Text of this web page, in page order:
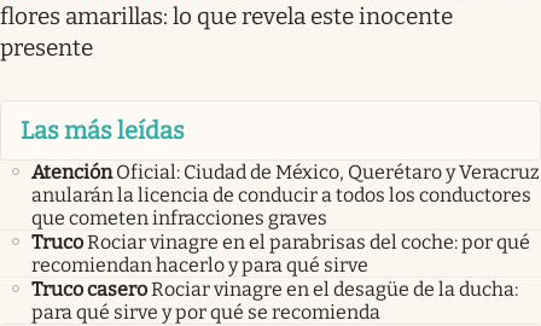
flores amarillas: lo que revela este inocente
presente
Las más leídas
Atención Oficial: Ciudad de México, Querétaro y Veracruz
anularán la licencia de conducir a todos los conductores
que cometen infracciones graves
TrucoRociar vinagre en el parabrisas del coche: por qué
recomiendan hacerlo y para qué sirve
Truco caseroRociar vinagre en el desagüe de la ducha:
para qué sirve y por qué se recomienda